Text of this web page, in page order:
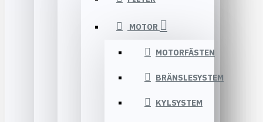
MOTOR
MOTORFÄSTEN
BRÄNSLESYSTEM
KYLSYSTEM